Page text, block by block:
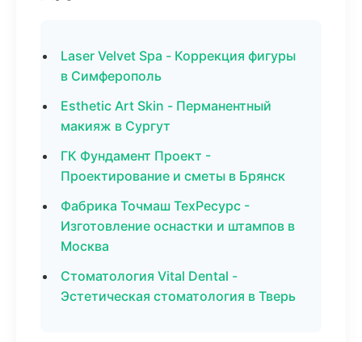
Laser Velvet Spa - Коррекция фигуры
в Симферополь
Esthetic Art Skin - Перманентный
макияж в Сургут
ГК Фундамент Проект -
Проектирование и сметы в Брянск
Фабрика Точмаш ТехРесурс -
Изготовление оснастки и штампов в
Москва
Стоматология Vital Dental -
Эстетическая стоматология в Тверь